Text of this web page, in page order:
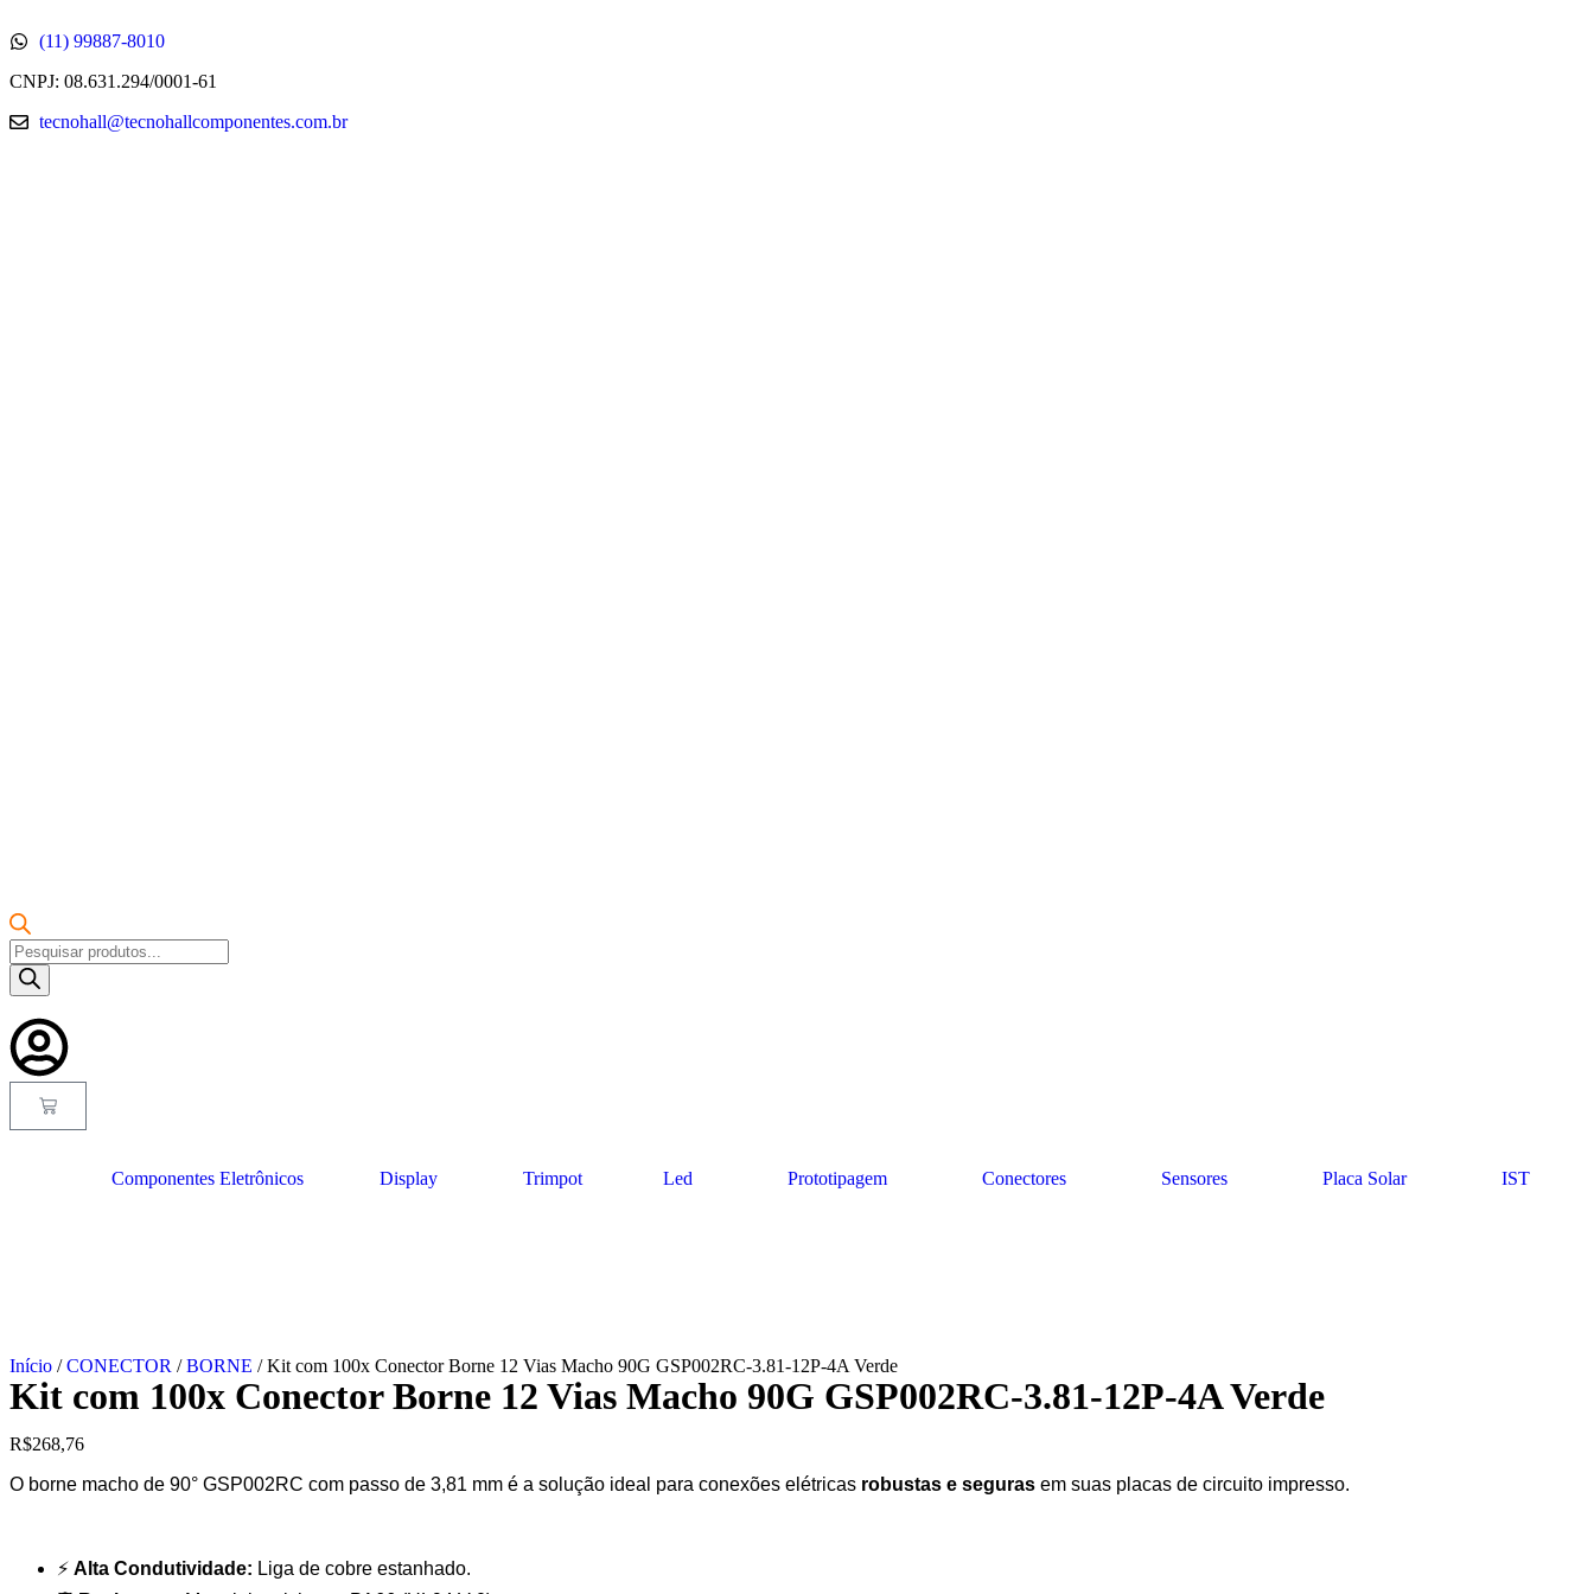
(11) 99887-8010
CNPJ: 08.631.294/0001-61
tecnohall@tecnohallcomponentes.com.br
Componentes Eletrônicos Display Trimpot Led Prototipagem Conectores Sensores Placa Solar IST
Início /CONECTOR /BORNE / Kit com 100x Conector Borne 12 Vias Macho 90G GSP002RC-3.81-12P-4A Verde
Kit com 100x Conector Borne 12 Vias Macho 90G GSP002RC-3.81-12P-4A Verde
R$268,76
O borne macho de 90° GSP002RC com passo de 3,81 mm é a solução ideal para conexões elétricas robustas e seguras em suas placas de circuito impresso.
⚡ Alta Condutividade: Liga de cobre estanhado.